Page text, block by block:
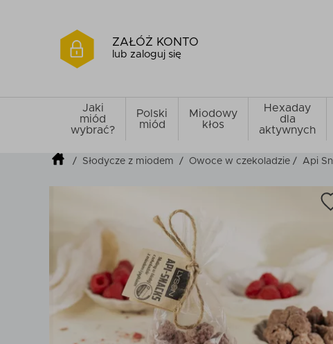
ZAŁÓŻ KONTO
lub zaloguj się
Jaki
miód
wybrać?
Polski
miód
Miodowy
kłos
Hexaday
dla
aktywnych
/ Słodycze z miodem /Owoce w czekoladzie / Api